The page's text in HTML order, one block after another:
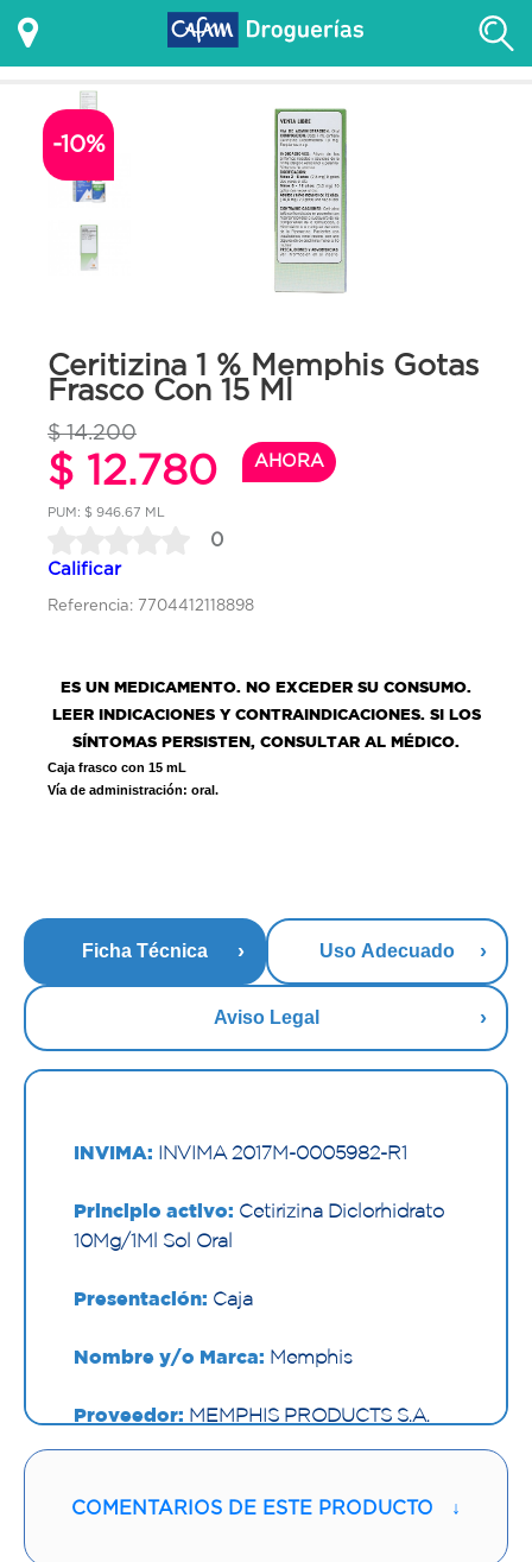
-10%
Ceritizina 1 % Memphis Gotas
Frasco Con 15 Ml
$ 14.200
$ 12.780 AHORA
PUM: $ 946.67 ML
0
Calificar
Referencia: 7704412118898
ES UN MEDICAMENTO. NO EXCEDER SU CONSUMO.
LEER INDICACIONES Y CONTRAINDICACIONES. SI LOS
SÍNTOMAS PERSISTEN, CONSULTAR AL MÉDICO.
Caja frasco con 15 mL
Vía de administración: oral.
Ficha Técnica Uso Adecuado
Aviso Legal
INVIMA: INVIMA 2017M-0005982-R1
Principio activo: Cetirizina Diclorhidrato
10Mg/1Ml Sol Oral
Presentación: Caja
Nombre y/o Marca: Memphis
Proveedor: MEMPHIS PRODUCTS S.A.
COMENTARIOS DE ESTE PRODUCTO ↓